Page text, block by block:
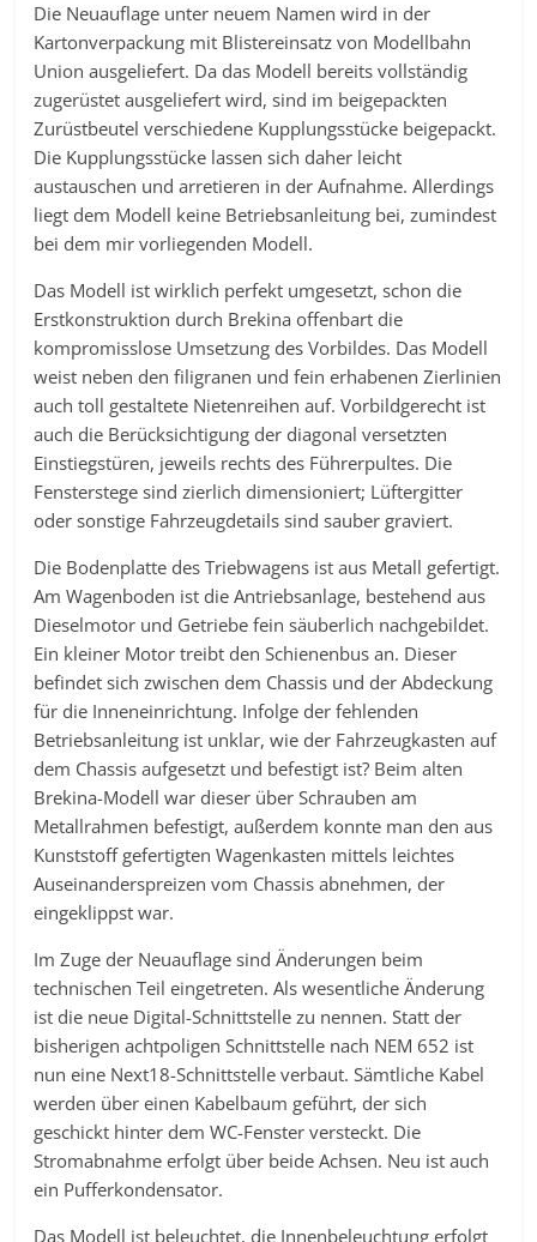
Die Neuauflage unter neuem Namen wird in der
Kartonverpackung mit Blistereinsatz von Modellbahn
Union ausgeliefert. Da das Modell bereits vollständig
zugerüstet ausgeliefert wird, sind im beigepackten
Zurüstbeutel verschiedene Kupplungsstücke beigepackt.
Die Kupplungsstücke lassen sich daher leicht
austauschen und arretieren in der Aufnahme. Allerdings
liegt dem Modell keine Betriebsanleitung bei, zumindest
bei dem mir vorliegenden Modell.
Das Modell ist wirklich perfekt umgesetzt, schon die
Erstkonstruktion durch Brekina offenbart die
kompromisslose Umsetzung des Vorbildes. Das Modell
weist neben den filigranen und fein erhabenen Zierlinien
auch toll gestaltete Nietenreihen auf. Vorbildgerecht ist
auch die Berücksichtigung der diagonal versetzten
Einstiegstüren, jeweils rechts des Führerpultes. Die
Fensterstege sind zierlich dimensioniert; Lüftergitter
oder sonstige Fahrzeugdetails sind sauber graviert.
Die Bodenplatte des Triebwagens ist aus Metall gefertigt.
Am Wagenboden ist die Antriebsanlage, bestehend aus
Dieselmotor und Getriebe fein säuberlich nachgebildet.
Ein kleiner Motor treibt den Schienenbus an. Dieser
befindet sich zwischen dem Chassis und der Abdeckung
für die Inneneinrichtung. Infolge der fehlenden
Betriebsanleitung ist unklar, wie der Fahrzeugkasten auf
dem Chassis aufgesetzt und befestigt ist? Beim alten
Brekina-Modell war dieser über Schrauben am
Metallrahmen befestigt, außerdem konnte man den aus
Kunststoff gefertigten Wagenkasten mittels leichtes
Auseinanderspreizen vom Chassis abnehmen, der
eingeklippst war.
Im Zuge der Neuauflage sind Änderungen beim
technischen Teil eingetreten. Als wesentliche Änderung
ist die neue Digital-Schnittstelle zu nennen. Statt der
bisherigen achtpoligen Schnittstelle nach NEM 652 ist
nun eine Next18-Schnittstelle verbaut. Sämtliche Kabel
werden über einen Kabelbaum geführt, der sich
geschickt hinter dem WC-Fenster versteckt. Die
Stromabnahme erfolgt über beide Achsen. Neu ist auch
ein Pufferkondensator.
Das Modell ist beleuchtet, die Innenbeleuchtung erfolgt